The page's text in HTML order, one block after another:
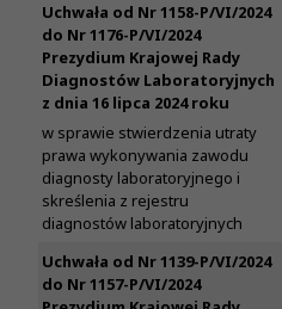
Uchwała od Nr 1158-P/VI/2024
do Nr 1176-P/VI/2024
Prezydium Krajowej Rady
Diagnostów Laboratoryjnych
z dnia 16 lipca 2024 roku
w sprawie stwierdzenia utraty
prawa wykonywania zawodu
diagnosty laboratoryjnego i
skreślenia z rejestru
diagnostów laboratoryjnych
Uchwała od Nr 1139-P/VI/2024
do Nr 1157-P/VI/2024